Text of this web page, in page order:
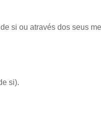
si ou através dos seus
si).